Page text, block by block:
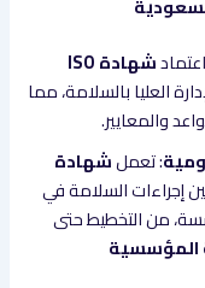
شهادة ISO
العليا بالسلامة، مما
والمعايير.
: تعملشهادة
إجراءات السلامة في
من التخطيط حتى
المؤسسية